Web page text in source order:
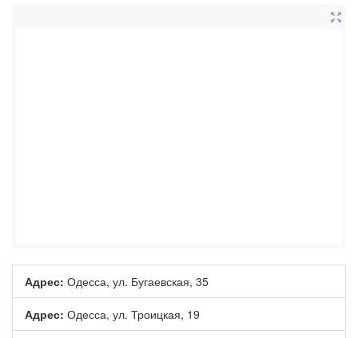
Адрес: Одесса, ул. Бугаевская, 35
Адрес: Одесса, ул. Троицкая, 19